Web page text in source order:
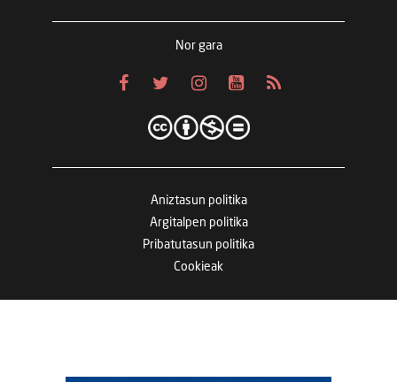
Nor gara
Aniztasun politika
Argitalpen politika
Pribatutasun politika
Cookieak